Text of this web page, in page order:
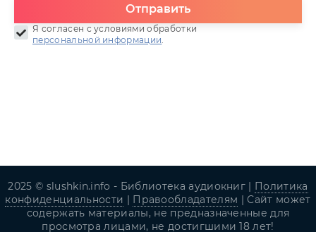
Отправить
Я согласен с условиями обработки
персональной информации
2025 © slushkin.info - Библиотека аудиокниг | Политика
конфиденциальности | Правообладателям | Сайт может
содержать материалы, не предназначенные для
просмотра лицами, не достигшими 18 лет!